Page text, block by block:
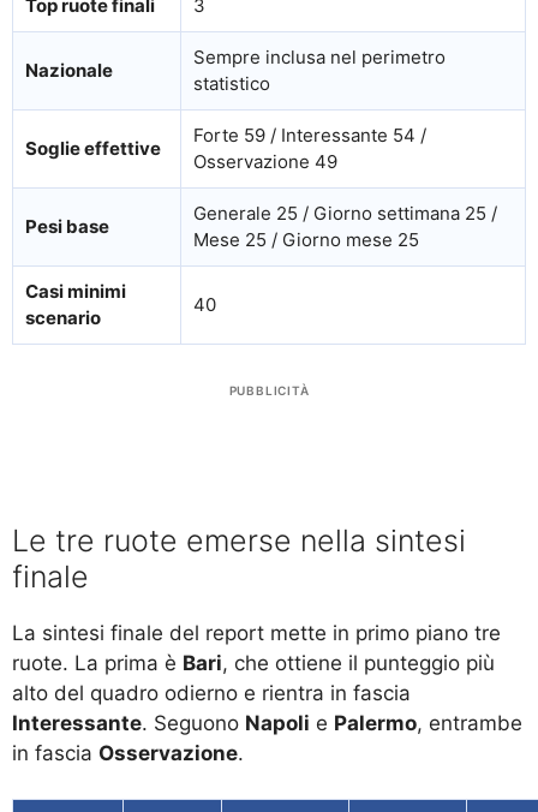
Top ruote finali 3
Nazionale
Sempre inclusa nel perimetro
statistico
Soglie effettive
Forte 59 / Interessante 54 /
Osservazione 49
Pesi base
Generale 25 / Giorno settimana 25 /
Mese 25 / Giorno mese 25
Casi minimi
scenario
40
PUBBLICITÀ
Le tre ruote emerse nella sintesi
finale
La sintesi finale del report mette in primo piano tre
ruote. La prima è Bari, che ottiene il punteggio più
alto del quadro odierno e rientra in fascia
Interessante. Seguono Napoli e Palermo, entrambe
in fascia Osservazione.